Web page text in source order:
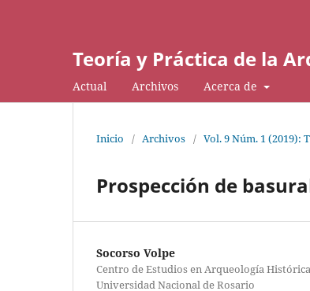
Teoría y Práctica de la
Actual Archivos Acerca de
Inicio / Archivos / Vol. 9 Núm. 1
Prospección de
Socorso Volpe
Centro de Estudios en Arqueología
Universidad Nacional de Rosario